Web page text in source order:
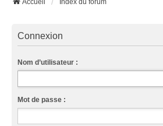
Accueil Index du forum
Connexion
Nom d’utilisateur :
Mot de passe :